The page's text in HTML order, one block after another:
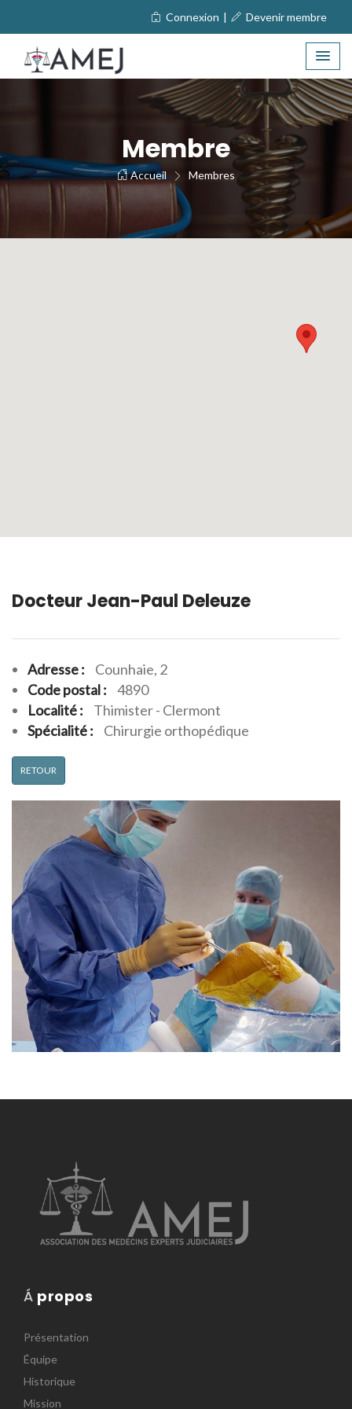
Connexion | Devenir membre
Membre
Accueil Membres
Docteur Jean-Paul Deleuze
Adresse :
Counhaie, 2
Code postal :
4890
Localité :
Thimister - Clermont
Spécialité :
Chirurgie orthopédique
RETOUR
Á propos
Présentation
Équipe
Historique
Mission